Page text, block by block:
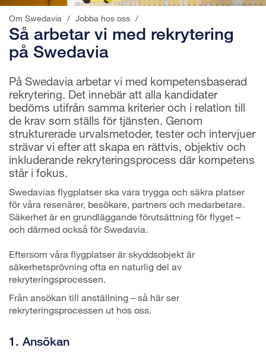
Om Swedavia / Jobba hos oss /
Så arbetar vi med rekrytering
på Swedavia
På Swedavia arbetar vi med kompetensbaserad
rekrytering. Det innebär att alla kandidater
bedöms utifrån samma kriterier och i relation till
de krav som ställs för tjänsten. Genom
strukturerade urvalsmetoder, tester och intervjuer
strävar vi efter att skapa en rättvis, objektiv och
inkluderande rekryteringsprocess där kompetens
står i fokus.
Swedavias flygplatser ska vara trygga och säkra platser
för våra resenärer, besökare, partners och medarbetare.
Säkerhet är en grundläggande förutsättning för flyget –
och därmed också för Swedavia.
Eftersom våra flygplatser är skyddsobjekt är
säkerhetsprövning ofta en naturlig del av
rekryteringsprocessen.
Från ansökan till anställning – så här ser
rekryteringsprocessen ut hos oss.
1. Ansökan